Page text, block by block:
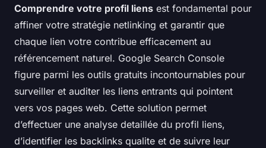
Comprendre votre profil liens est fondamental pour
affiner votre stratégie netlinking et garantir que
chaque lien votre contribue efficacement au
référencement naturel. Google Search Console
figure parmi les outils gratuits incontournables pour
surveiller et auditer les liens entrants qui pointent
vers vos pages web. Cette solution permet
d’effectuer une analyse detaillée du profil liens,
d’identifier les backlinks qualite et de suivre leur